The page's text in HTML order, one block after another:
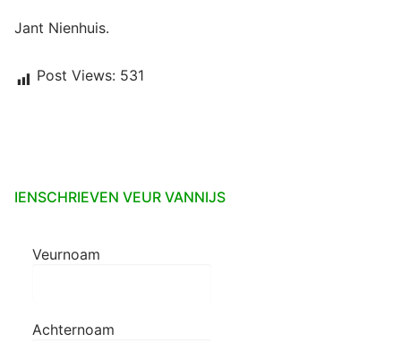
Jant Nienhuis.
Post Views: 531
IENSCHRIEVEN VEUR VANNIJS
Veurnoam
Achternoam